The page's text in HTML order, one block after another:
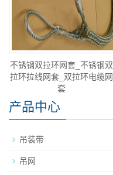
不锈钢双拉环网套_不锈钢双
拉环拉线网套_双拉环电缆网
套
产品中心
吊装带
吊网